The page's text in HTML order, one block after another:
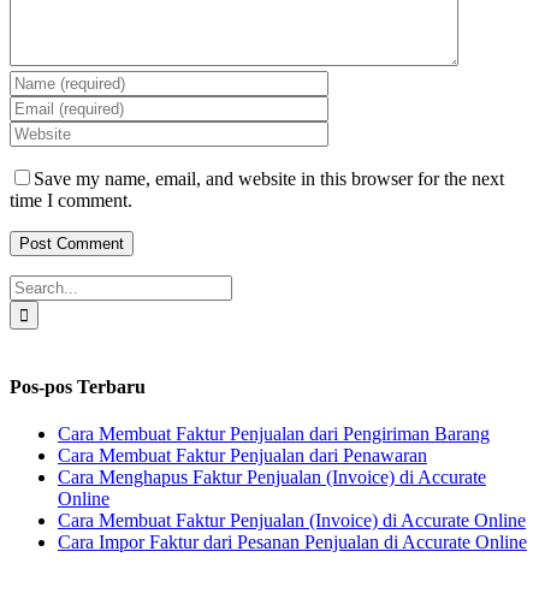
Save my name, email, and website in this browser for the next
time I comment.
Search
for:
Pos-pos Terbaru
Cara Membuat Faktur Penjualan dari Pengiriman Barang
Cara Membuat Faktur Penjualan dari Penawaran
Cara Menghapus Faktur Penjualan (Invoice) di Accurate
Online
Cara Membuat Faktur Penjualan (Invoice) di Accurate Online
Cara Impor Faktur dari Pesanan Penjualan di Accurate Online